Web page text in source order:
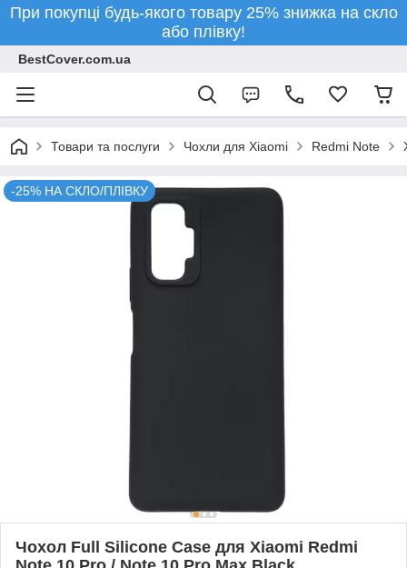
При покупці будь-якого товару 25% знижка на скло
або плівку!
BestCover.com.ua
Товари та послуги Чохли для Xiaomi Redmi Note
-25% НА СКЛО/ПЛІВКУ
Чохол Full Silicone Case для Xiaomi Redmi